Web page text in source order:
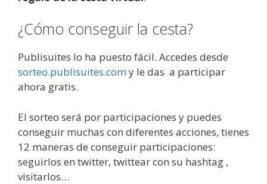
¿Cómo conseguir la cesta?
Publisuites lo ha puesto fácil. Accedes desde
sorteo.publisuites.comy le das a participar
ahora gratis.
El sorteo será por participaciones y puedes
conseguir muchas con diferentes acciones, tienes
12 maneras de conseguir participaciones:
seguirlos en twitter, twittear con su hashtag ,
visitarlos…